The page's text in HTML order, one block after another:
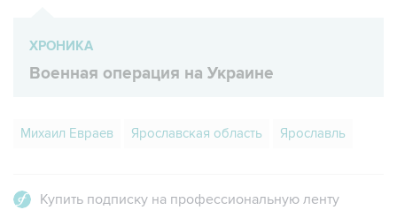
ХРОНИКА
Военная операция на Украине
Михаил Евраев Ярославская область Ярославль
Купить подписку на профессиональную ленту